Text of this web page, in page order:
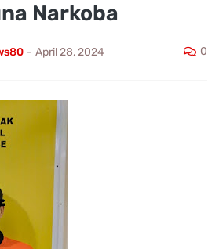
Narkoba
- April 28, 2024 0